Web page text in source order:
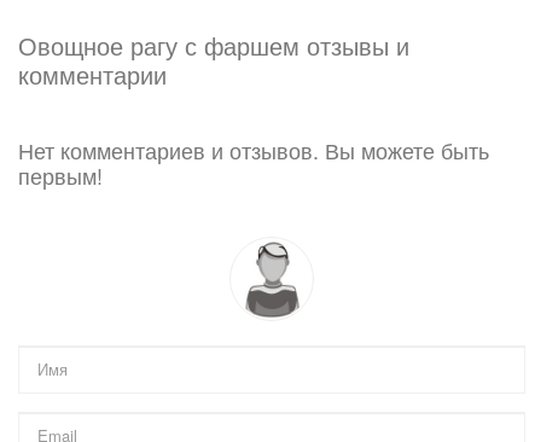
Овощное рагу с фаршем отзывы и
комментарии
Нет комментариев и отзывов. Вы можете быть
первым!